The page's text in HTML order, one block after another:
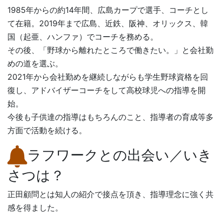
1985年からの約14年間、広島カープで選手、コーチとし
て在籍。2019年まで広島、近鉄、阪神、オリックス、韓
国（起亜、ハンファ）でコーチを務める。
その後、「野球から離れたところで働きたい。」と会社勤
めの道を選ぶ。
2021年から会社勤めを継続しながらも学生野球資格を回
復し、アドバイザーコーチをして高校球児への指導を開
始。
今後も子供達の指導はもちろんのこと、指導者の育成等多
方面で活動を続ける。
ラフワークとの出会い／いき
さつは？
正田顧問とは知人の紹介で接点を頂き、指導理念に強く共
感を得ました。